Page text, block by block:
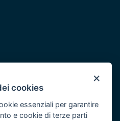
Puglia
del POR Puglia 2014/2020 -
sviluppata con risorse PR
×
cookies
essenziali per garantire
e cookie di terze parti